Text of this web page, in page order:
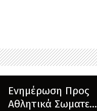
Ενημέρωση Προς
Αθλητικά Σωματε...